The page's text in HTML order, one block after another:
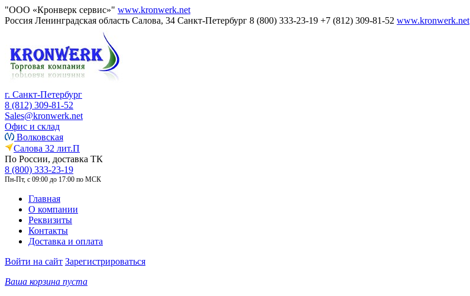
"ООО «Кронверк сервис»" www.kronwerk.net
Россия Ленинградская область Салова, 34 Санкт-Петербург 8 (800) 333-23-19 +7 (812) 309-81-52 www.kronwerk.net
г. Санкт-Петербург
8 (812) 309-81-52
Sales@kronwerk.net
Офис и склад
Волковская
Салова 32 лит.П
По России, доставка ТК
8 (800) 333-23-19
Пн-Пт, с 09:00 до 17:00 по МСК
Главная
О компании
Реквизиты
Контакты
Доставка и оплата
Войти на сайт Зарегистрироваться
Ваша корзина пуста